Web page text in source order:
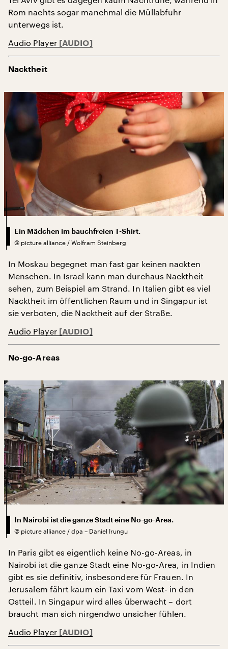
Rom nachts sogar manchmal die Müllabfuhr
unterwegs ist.
Audio Player
Nacktheit
Ein Mädchen im bauchfreien T-Shirt.
© picture alliance / Wolfram Steinberg
In Moskau begegnet man fast gar keinen nackten
Menschen. In Israel kann man durchaus Nacktheit
sehen, zum Beispiel am Strand. In Italien gibt es viel
Nacktheit im öffentlichen Raum und in Singapur ist
sie verboten, die Nacktheit auf der Straße.
Audio Player
No-go-Areas
In Nairobi ist die ganze Stadt eine No-go-Area.
© picture alliance / dpa – Daniel Irungu
In Paris gibt es eigentlich keine No-go-Areas, in
Nairobi ist die ganze Stadt eine No-go-Area, in Indien
gibt es sie definitiv, insbesondere für Frauen. In
Jerusalem fährt kaum ein Taxi vom West- in den
Ostteil. In Singapur wird alles überwacht – dort
braucht man sich nirgendwo unsicher fühlen.
Audio Player